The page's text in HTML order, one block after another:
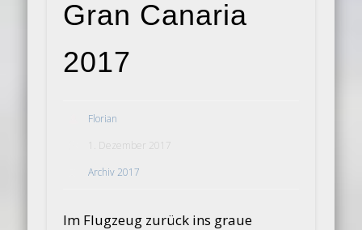
Gran Canaria
2017
Florian
1. Dezember 2017
Archiv 2017
Im Flugzeug zurück ins graue